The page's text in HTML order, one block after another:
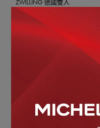
ZWILLING 德國雙人
NOW PLUS Ⅱ 黑曜鍋2.0不
沾鍋深煎鍋28cm (附矽膠鍋